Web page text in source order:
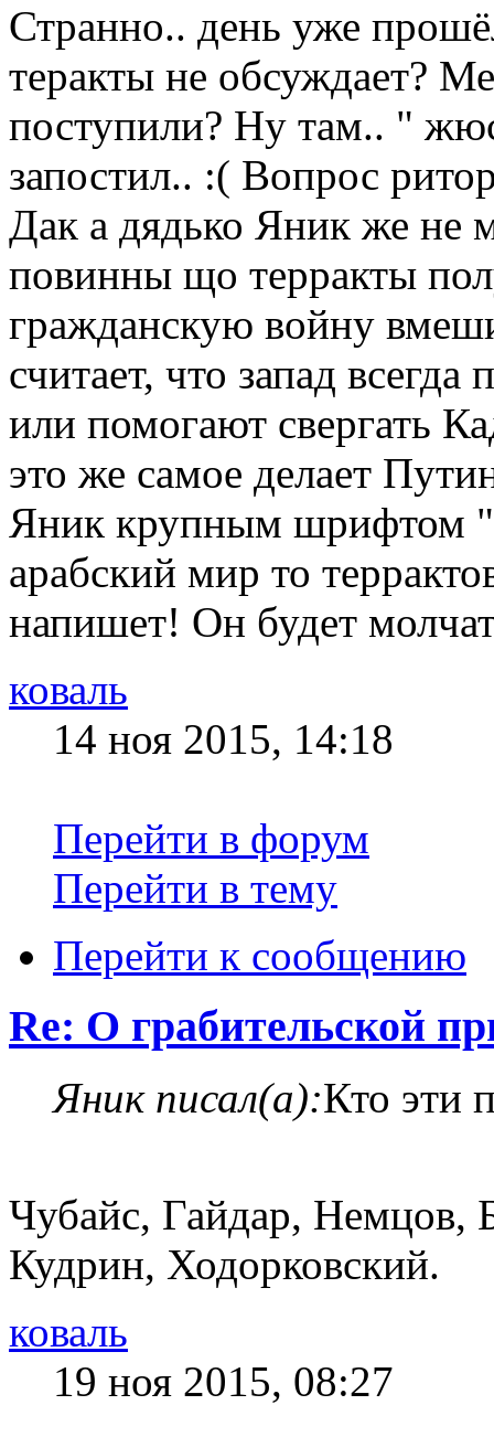
Странно.. день уже
теракты не обсуждает?
поступили? Ну там.. "
запостил.. :( Вопрос
Дак а дядько Яник же не
повинны що терракты
гражданскую войну
считает, что запад
или помогают свергать
это же самое делает
Яник крупным шрифтом
арабский мир то
напишет! Он будет
коваль
14 ноя 2015, 14:18
Перейти в форум
Перейти в тему
Перейти к сообщению
Re: О грабительской
Яник писал(а):Кто эти
Чубайс, Гайдар, Немцов,
Кудрин, Ходорковский.
коваль
19 ноя 2015, 08:27